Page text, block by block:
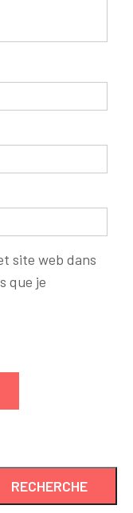
site web dans
que je
RECHERCHE